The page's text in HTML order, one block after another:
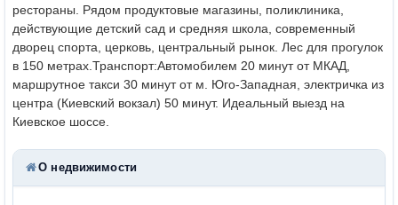
рестораны. Рядом продуктовые магазины, поликлиника,
действующие детский сад и средняя школа, современный
дворец спорта, церковь, центральный рынок. Лес для прогулок
в 150 метрах. Транспорт:Автомобилем 20 минут от МКАД,
маршрутное такси 30 минут от м. Юго-Западная, электричка из
центра (Киевский вокзал) 50 минут. Идеальный выезд на
Киевское шоссе.
О недвижимости